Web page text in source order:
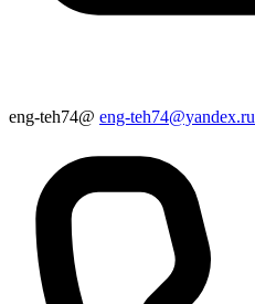
eng-teh74@ eng-teh74@yandex.ru